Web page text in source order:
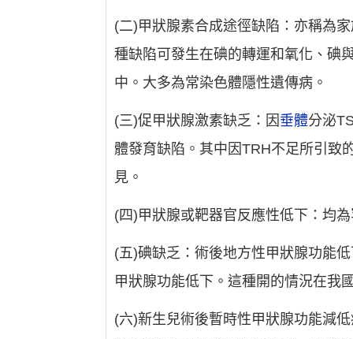
(二)甲狀腺素合成途徑缺陷：亦稱為
種缺陷可發生在碘的轉運和氧化、碘
中。大多為常染色體隱性遺傳病。
(三)促甲狀腺激素缺乏：因 垂體分泌
體發育缺陷。其中因TRH不足所引致
見。
(四)甲狀腺或靶器官反應性低下：均
(五)碘缺乏：術後地方性甲狀腺功能
甲狀腺功能低下。這種開的情況在我
(六)新生兒術後暫時性甲狀腺功能減